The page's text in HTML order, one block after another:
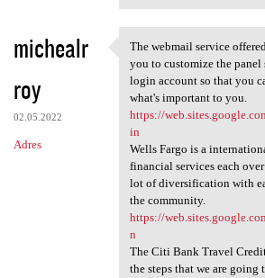
michealr
roy
02.05.2022
Adres
The webmail service
The webmail service
you to customize the
login account so that you
what's important to you.
https://
in
Wells Fargo is a
financial services each
lot of diversification with
the community.
https://
n
The Citi Bank Travel
the steps that we are